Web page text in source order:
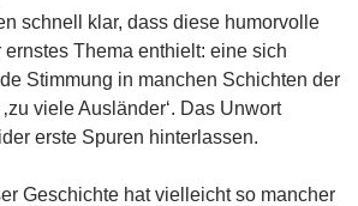
schnell klar, dass diese humorvolle
Thema enthielt: eine sich
Stimmung in manchen Schichten der
viele Ausländer‘. Das Unwort
erste Spuren hinterlassen.
Geschichte hat vielleicht so mancher